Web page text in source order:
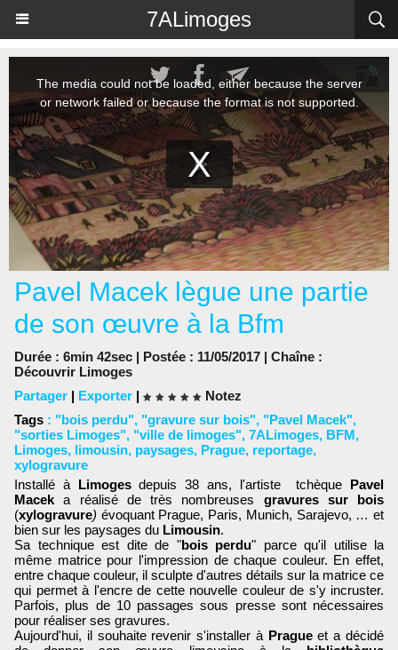
7ALimoges
Pavel Macek lègue une partie
de son œuvre à la Bfm
Durée : 6min 42sec | Postée : 11/05/2017 | Chaîne :
Découvrir Limoges
Partager | Exporter |
Notez
Tags : "bois perdu", "gravure sur bois", "Pavel Macek",
"sorties Limoges", "ville de limoges", 7ALimoges, BFM,
Limoges, limousin, paysages, Prague, reportage,
xylogravure
Installé à Limogesdepuis 38 ans, l'artiste tchèque Pavel
Macek a réalisé de très nombreuses gravures sur bois
(xylogravure) évoquant Prague, Paris, Munich, Sarajevo, … et
bien sur les paysages du Limousin.
Sa technique est dite de "bois perdu" parce qu'il utilise la
même matrice pour l'impression de chaque couleur. En effet,
entre chaque couleur, il sculpte d'autres détails sur la matrice ce
qui permet à l'encre de cette nouvelle couleur de s'y incruster.
Parfois, plus de 10 passages sous presse sont nécessaires
pour réaliser ses gravures.
Aujourd'hui, il souhaite revenir s'installer à Pragueet a décidé